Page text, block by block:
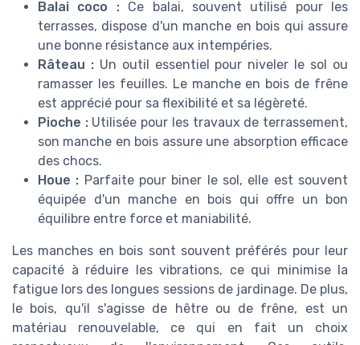
Balai coco :Ce balai, souvent utilisé pour les
terrasses, dispose d'un manche en bois qui assure
une bonne résistance aux intempéries.
Râteau :Un outil essentiel pour niveler le sol ou
ramasser les feuilles. Le manche en bois de frêne
est apprécié pour sa flexibilité et sa légèreté.
Pioche :Utilisée pour les travaux de terrassement,
son manche en bois assure une absorption efficace
des chocs.
Houe : Parfaite pour biner le sol, elle est souvent
équipée d'un manche en bois qui offre un bon
équilibre entre force et maniabilité.
Les manches en bois sont souvent préférés pour leur
capacité à réduire les vibrations, ce qui minimise la
fatigue lors des longues sessions de jardinage. De plus,
le bois, qu'il s'agisse de hêtre ou de frêne, est un
matériau renouvelable, ce qui en fait un choix